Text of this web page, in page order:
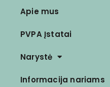
Apie mus
PVPA Įstatai
Narystė
Informacija nariams